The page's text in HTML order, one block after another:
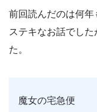
前回読んだのは何年
ステキなお話でし
た。
魔女の宅急便